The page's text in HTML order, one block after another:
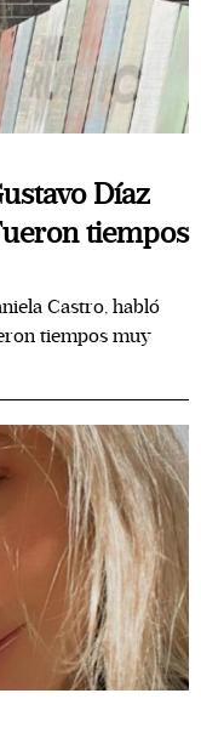
Díaz
tiempos
Castro, habló
tiempos muy